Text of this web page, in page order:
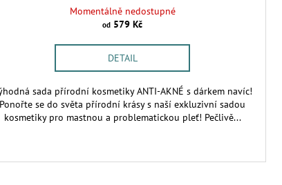
Momentálně nedostupné
od 579 Kč
DETAIL
sada přírodní kosmetiky ANTI-AKNÉ s dárkem navíc!
Ponořte se do světa přírodní krásy s naší exkluzivní sadou
kosmetiky pro mastnou a problematickou pleť! Pečlivě...